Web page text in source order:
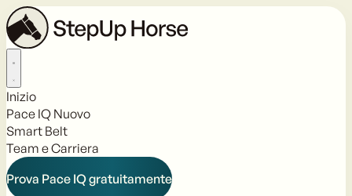
Inizio
Pace IQ Nuovo
Smart Belt
Team e Carriera
Prova Pace IQ gratuitamente